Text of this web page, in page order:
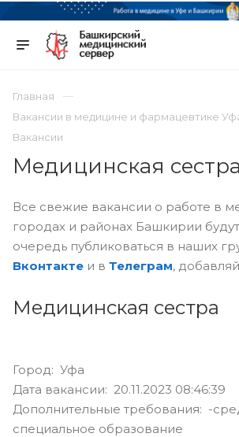
Главная
Вакансии в медицине и фармацевтике
Вакансии
Медицинская сестра
Все свежие вакансии о работе в
городах и районах Башкирии
очередь публиковаться в наших
Вконтакте и в Телеграм,
Медицинская сестра
Город: Уфа
Дата вакансии: 20.11.2023 08:46:39
Дополнительные требования: -
специальное образование